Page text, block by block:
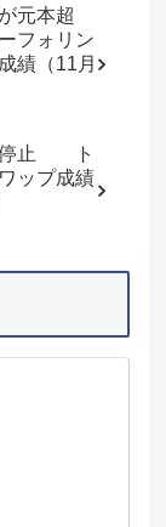
元本超
フォリン
績（11月
停止 ト
ップ成績